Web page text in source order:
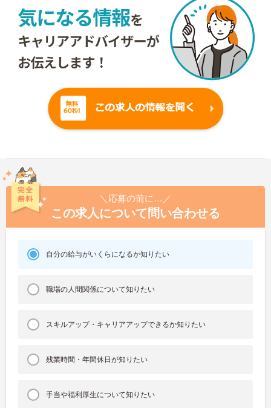
＼応募の前に…／
この求人について問い合わせる
自分の給与がいくらになるか知りたい
職場の人間関係について知りたい
スキルアップ・キャリアアップできるか知りたい
残業時間・年間休日が知りたい
手当や福利厚生について知りたい